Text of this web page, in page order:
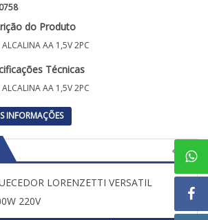
do Produto
ALCALINA AA 1,5V 2PC
Técnicas
ALCALINA AA 1,5V 2PC
INFORMAÇÕES
LORENZETTI VERSATIL
220V